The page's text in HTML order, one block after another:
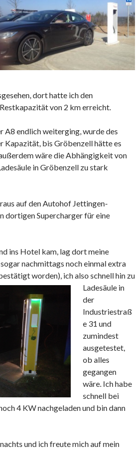
dort hatte ich den
von 2 km erreicht.
A8 endlich weiterging, wurde des
Kapazität, bis Gröbenzell hätte es
wäre die Abhängigkeit von
in Gröbenzell zu stark
auf den Autohof Jettingen-
dortigen Supercharger für eine
ins Hotel kam, lag dort meine
nachmittags noch einmal extra
worden), ich also schnell hin zu
Ladesäule in
der
Industriestraß
e 31 und
zumindest
ausgetestet,
ob alles
gegangen
wäre. Ich habe
schnell bei
4 KW nachgeladen und bin dann
und ich freute mich auf mein